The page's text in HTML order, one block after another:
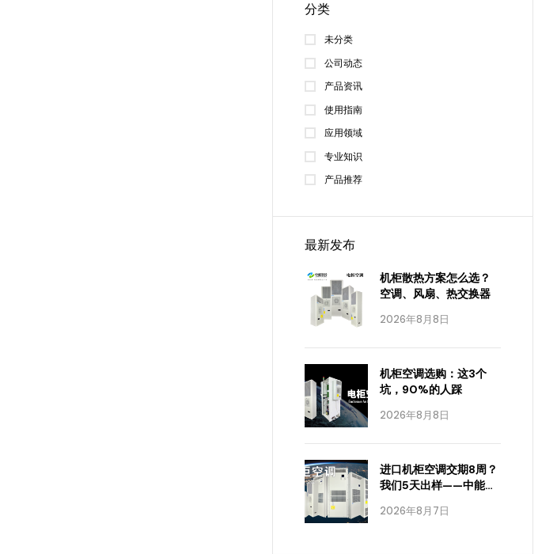
分类
未分类
公司动态
产品资讯
使用指南
应用领域
专业知识
产品推荐
最新发布
2026年8月8日
机柜散热方案怎么选？
空调、风扇、热交换器
2026年8月8日
机柜空调选购：这3个
坑，90%的人踩
2026年8月7日
进口机柜空调交期8周？
我们5天出样——中能制